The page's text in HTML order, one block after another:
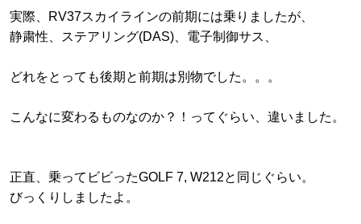
実際、RV37スカイラインの前期には乗りましたが、
静粛性、ステアリング(DAS)、電子制御サス、
どれをとっても後期と前期は別物でした。。。
こんなに変わるものなのか？！ってぐらい、違いました。
正直、乗ってビビったGOLF 7, W212と同じぐらい。
びっくりしましたよ。